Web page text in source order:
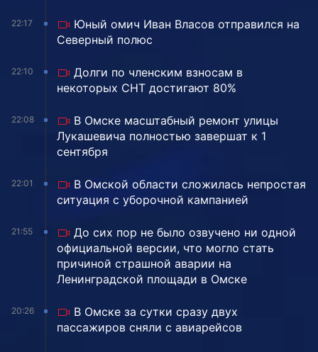
22:17
Юный омич Иван Власов отправился на
Северный полюс
22:10
Долги по членским взносам в
некоторых СНТ достигают 80%
22:08
В Омске масштабный ремонт улицы
Лукашевича полностью завершат к 1
сентября
22:01
В Омской области сложилась непростая
ситуация с уборочной кампанией
21:55
До сих пор не было озвучено ни одной
официальной версии, что могло стать
причиной страшной аварии на
Ленинградской площади в Омске
20:26
В Омске за сутки сразу двух
пассажиров сняли с авиарейсов